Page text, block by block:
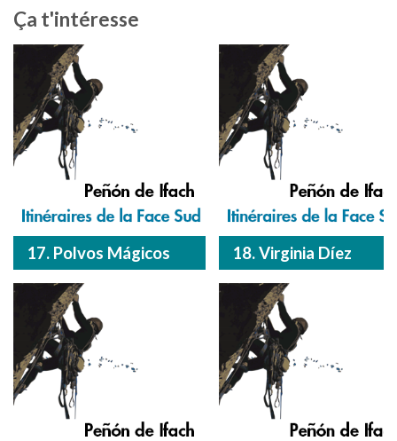
Ça t'intéresse
17. Polvos Mágicos 18. Virginia Díez